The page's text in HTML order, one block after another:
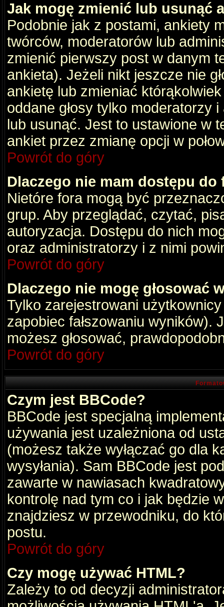
Jak mogę zmienić lub usunąć
Podobnie jak z postami, ankiety
twórców, moderatorów lub
zmienić pierwszy post w danym
ankieta). Jeżeli nikt jeszcze nie
ankietę lub zmieniać
oddane głosy tylko moderatorzy
lub usunąć. Jest to ustawione w
ankiet przez zmianę opcji w
Powrót do góry
Dlaczego nie mam dostępu do
Nietóre fora mogą być
grup. Aby przeglądać, czytać,
autoryzacja. Dostępu do nich
oraz administratorzy i z nimi
Powrót do góry
Dlaczego nie mogę głosować
Tylko zarejestrowani
zapobiec fałszowaniu wyników).
możesz głosować,
Powrót do góry
Czym jest BBCode?
BBCode jest specjalną
używania jest uzależniona od
(możesz także wyłączać go dla
wysyłania). Sam BBCode jest
zawarte w nawiasach
kontrolę nad tym co i jak będzie
znajdziesz w przewodniku, do
postu.
Powrót do góry
Czy mogę używać HTML?
Zależy to od decyzji